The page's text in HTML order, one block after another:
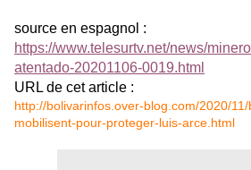
source en espagnol :
https://www.telesurtv.net/news/
atentado-20201106-0019.html
URL de cet article :
http://bolivarinfos.over-blog.com/2020/
mobilisent-pour-proteger-luis-arce.html